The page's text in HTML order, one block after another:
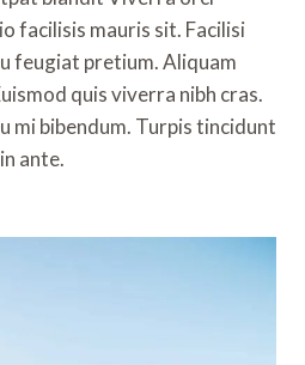
facilisis mauris sit. Facilisi
feugiat pretium. Aliquam
quis viverra nibh cras.
mi bibendum. Turpis tincidunt
ante.